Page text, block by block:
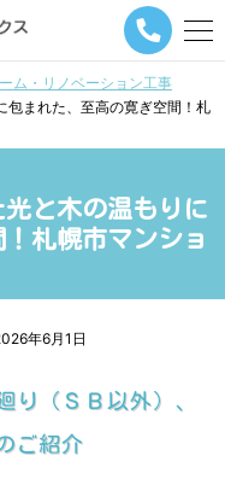
メ
ー
ビ
シ
ョ
タ
ム・リノベーション工事
包まれた、至高の寛ぎ空間！札
と木の温もりに
札幌市マンショ
年6月1日
り（ＳＢ以外）、
ご紹介